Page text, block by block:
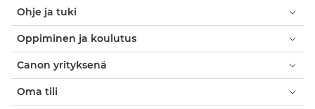
Ohje ja tuki
Oppiminen ja koulutus
Canon yrityksenä
Oma tili